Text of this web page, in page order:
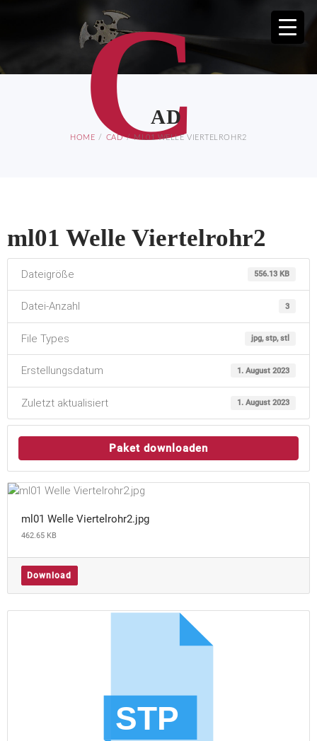
C
AD
HOME CAD ML01 WELLE VIERTELROHR2
ml01 Welle Viertelrohr2
Dateigröße 556.13 KB
Datei-Anzahl 3
File Types jpg, stp, stl
Erstellungsdatum 1. August 2023
Zuletzt aktualisiert 1. August 2023
Paket downloaden
ml01 Welle Viertelrohr2.jpg
462.65 KB
Download